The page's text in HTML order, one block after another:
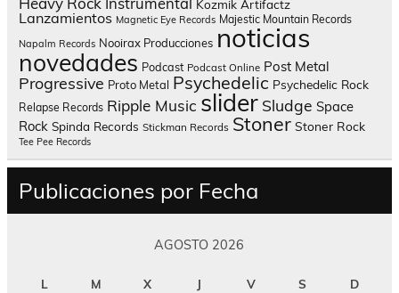
Kozmik Artifactz
Lanzamientos Magnetic Eye Records Majestic Mountain Records
Napalm Records Nooirax Producciones noticias
novedades Podcast Podcast Online Post Metal
Progressive Proto Metal Psychedelic Psychedelic Rock
Relapse Records Ripple Music slider Sludge Space
Rock Spinda Records Stickman Records Stoner Stoner Rock
Tee Pee Records
Publicaciones por Fecha
AGOSTO 2026
L M X J V S D